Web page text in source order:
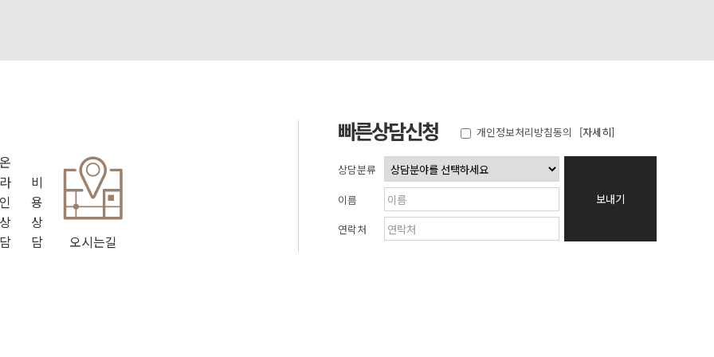
온
라
인
상
담
비
용
상
담
오시는길
빠른상담신청
상담분류
이름
연락처
개인정보처리방침동의 [자세히]
보내기